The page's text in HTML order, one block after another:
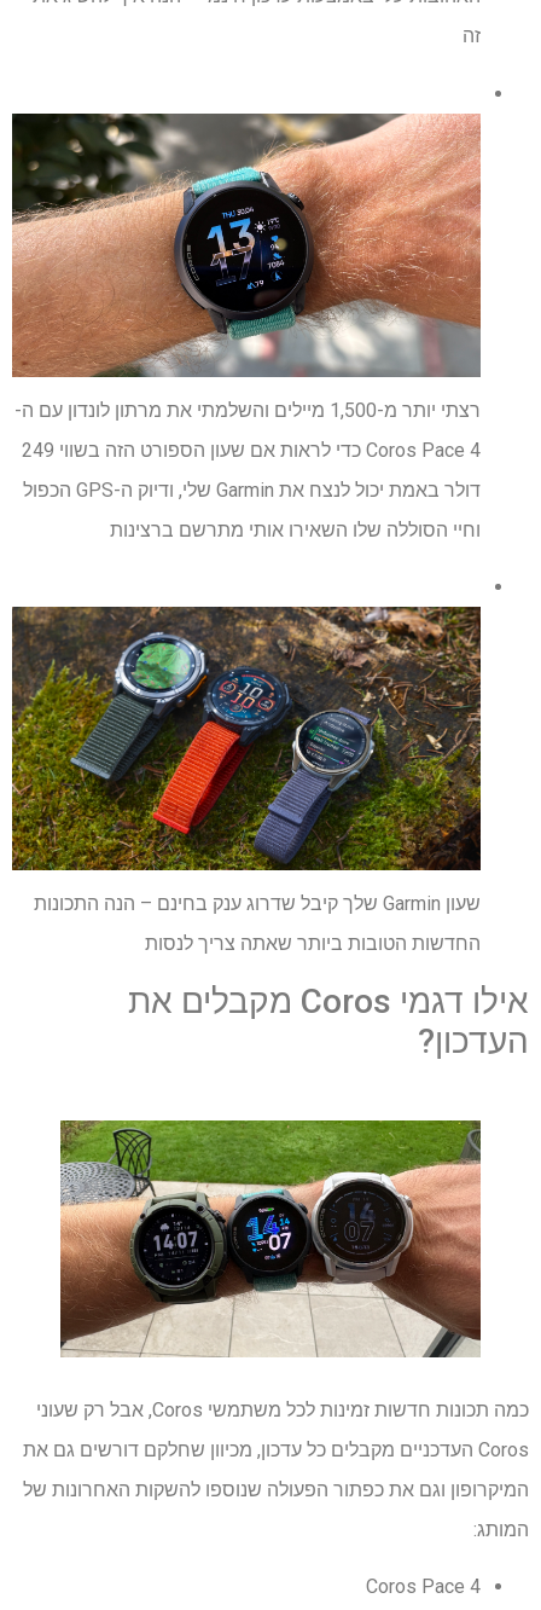
זה
רצתי יותר מ-1,500 מיילים והשלמתי את מרתון לונדון עם ה-
Coros Pace 4 כדי לראות אם שעון הספורט הזה בשווי 249
דולר באמת יכול לנצח את Garmin שלי, ודיוק ה-GPS הכפול
וחיי הסוללה שלו השאירו אותי מתרשם ברצינות
שעון Garmin שלך קיבל שדרוג ענק בחינם – הנה התכונות
החדשות הטובות ביותר שאתה צריך לנסות
אילו דגמי Coros מקבלים את
העדכון?
כמה תכונות חדשות זמינות לכל משתמשי Coros, אבל רק שעוני
Coros העדכניים מקבלים כל עדכון, מכיוון שחלקם דורשים גם את
המיקרופון וגם את כפתור הפעולה שנוספו להשקות האחרונות של
המותג:
Coros Pace 4